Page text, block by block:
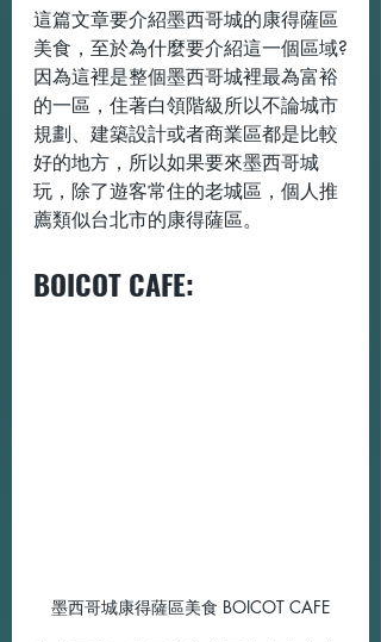
這篇文章要介紹墨西哥城的康得薩區
美食，至於為什麼要介紹這一個區域?
因為這裡是整個墨西哥城裡最為富裕
的一區，住著白領階級所以不論城市
規劃、建築設計或者商業區都是比較
好的地方，所以如果要來墨西哥城
玩，除了遊客常住的老城區，個人推
薦類似台北市的康得薩區。
BOICOT CAFE:
墨西哥城康得薩區美食 BOICOT CAFE